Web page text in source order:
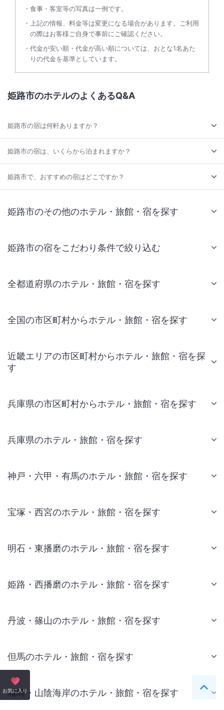
食事・客室等の写真は一例です。
上記の情報、料金等は変更になる場合があります。ご利用
の際はお客様ご自身で事前にご確認ください。
代金が安い順・代金が高い順については、おとな1名あた
りの代金を基準としています。
お気に入り ペー
姫路市のホテルのよくあるQ&A
姫路市の宿は何軒ありますか？
姫路市の宿は、いくらから泊まれますか？
姫路市で、おすすめの宿はどこですか？
姫路市のその他のホテル・旅館・宿を探す
姫路市の宿をこだわり条件で絞り込む
全都道府県のホテル・旅館・宿を探す
全国の市区町村からホテル・旅館・宿を探す
近畿エリアの市区町村からホテル・旅館・宿を探
す
兵庫県の市区町村からホテル・旅館・宿を探す
兵庫県のホテル・旅館・宿を探す
神戸・六甲・有馬のホテル・旅館・宿を探す
宝塚・西宮のホテル・旅館・宿を探す
明石・東播磨のホテル・旅館・宿を探す
姫路・西播磨のホテル・旅館・宿を探す
丹波・篠山のホテル・旅館・宿を探す
但馬のホテル・旅館・宿を探す
城崎・山陰海岸のホテル・旅館・宿を探す